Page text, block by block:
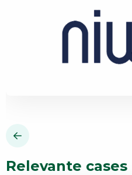
Relevante cases